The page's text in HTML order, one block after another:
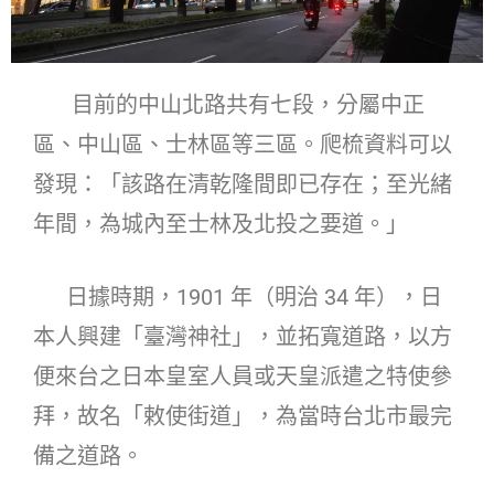
目前的中山北路共有七段，分屬中正
區、中山區、士林區等三區。爬梳資料可以
發現：「該路在清乾隆間即已存在；至光緒
年間，為城內至士林及北投之要道。」
日據時期，1901 年（明治 34 年），日
本人興建「臺灣神社」，並拓寬道路，以方
便來台之日本皇室人員或天皇派遣之特使參
拜，故名「敕使街道」，為當時台北市最完
備之道路。